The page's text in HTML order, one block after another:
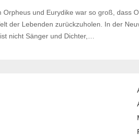
Orpheus und Eurydike war so groß, dass
der Lebenden zurückzuholen. In der
nicht Sänger und Dichter,…